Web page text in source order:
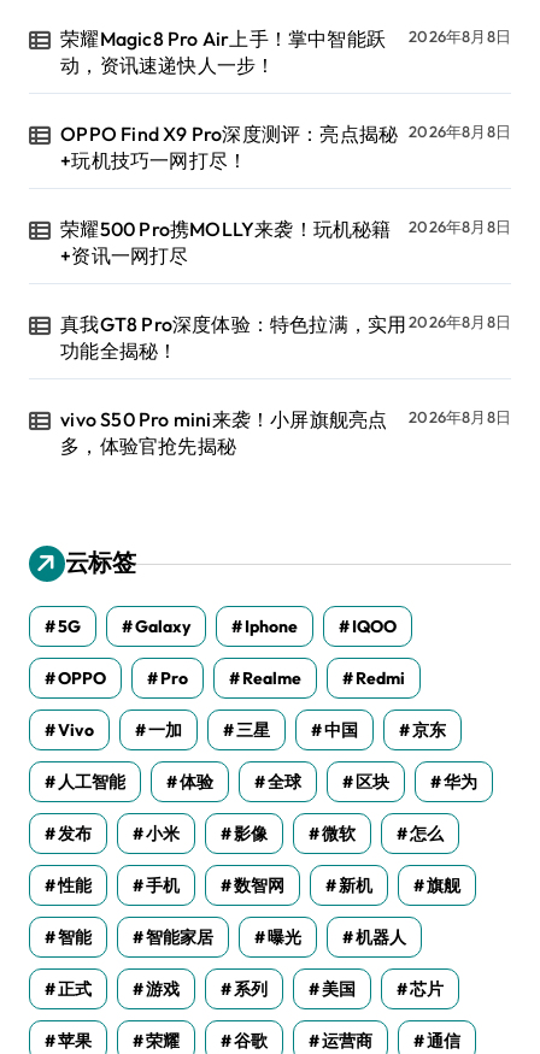
荣耀Magic8 Pro Air上手！掌中智能跃
动，资讯速递快人一步！
2026年8月8日
OPPO Find X9 Pro深度测评：亮点揭秘
+玩机技巧一网打尽！
2026年8月8日
荣耀500 Pro携MOLLY来袭！玩机秘籍
+资讯一网打尽
2026年8月8日
真我GT8 Pro深度体验：特色拉满，实用
功能全揭秘！
2026年8月8日
vivo S50 Pro mini来袭！小屏旗舰亮点
多，体验官抢先揭秘
2026年8月8日
云标签
5G Galaxy Iphone IQOO
OPPO Pro Realme Redmi
Vivo 一加 三星 中国 京东
人工智能 体验 全球 区块 华为
发布 小米 影像 微软 怎么
性能 手机 数智网 新机 旗舰
智能 智能家居 曝光 机器人
正式 游戏 系列 美国 芯片
苹果 荣耀 谷歌 运营商 通信